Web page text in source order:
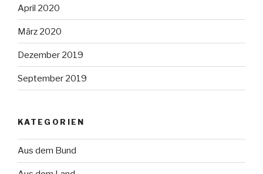
April 2020
März 2020
Dezember 2019
September 2019
KATEGORIEN
Aus dem Bund